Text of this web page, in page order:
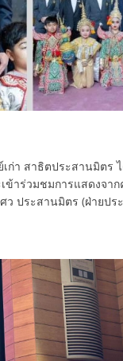
ก่า สาธิตประสานมิตร
ข้าร่วมชมการแสดงจ
ว ประสานมิตร (ฝ่าย